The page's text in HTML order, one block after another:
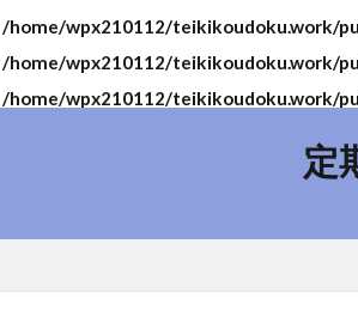
/home/wpx210112/teikikoudoku.work/
/home/wpx210112/teikikoudoku.work/
/home/wpx210112/teikikoudoku.work/
定